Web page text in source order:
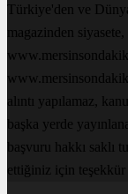
Türkiye'den ve
magazinden
alıntı yapılamaz,
başka yerde
başvuru hakkı saklı
ettiğiniz için teşekkür